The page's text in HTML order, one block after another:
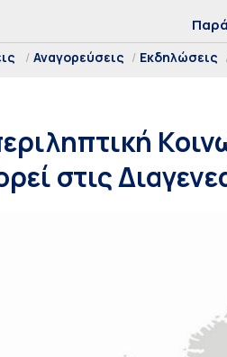
Αναγορεύσεις Εκδηλώσεις
στις